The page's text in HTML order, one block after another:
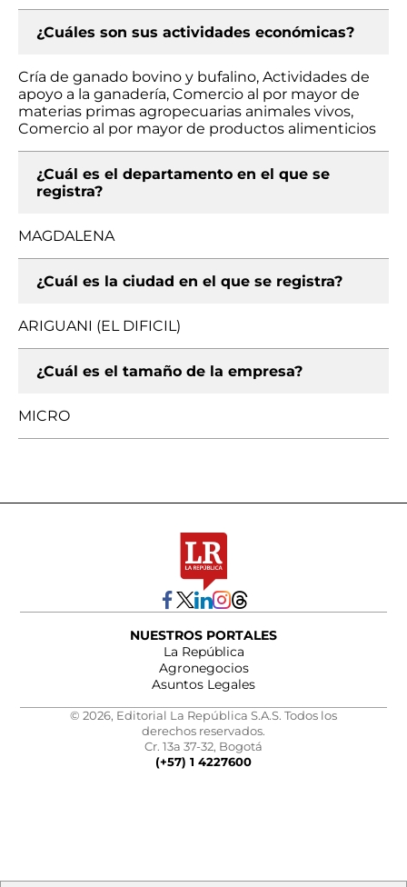
¿Cuáles son sus actividades económicas?
Cría de ganado bovino y bufalino, Actividades de
apoyo a la ganadería, Comercio al por mayor de
materias primas agropecuarias animales vivos,
Comercio al por mayor de productos alimenticios
¿Cuál es el departamento en el que se
registra?
MAGDALENA
¿Cuál es la ciudad en el que se registra?
ARIGUANI (EL DIFICIL)
¿Cuál es el tamaño de la empresa?
MICRO
NUESTROS PORTALES
La República
Agronegocios
Asuntos Legales
© 2026, Editorial La República S.A.S. Todos los
derechos reservados.
Cr. 13a 37-32, Bogotá
(+57) 1 4227600